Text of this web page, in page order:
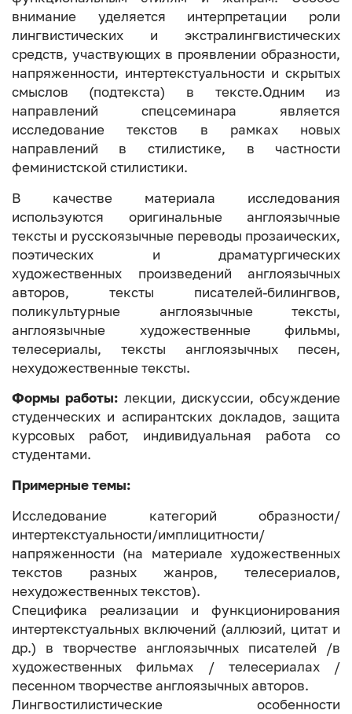
внимание уделяется интерпретации роли
лингвистических и экстралингвистических
средств, участвующих в проявлении образности,
напряженности, интертекстуальности и скрытых
смыслов (подтекста) в тексте.Одним из
направлений спецсеминара является
исследование текстов в рамках новых
направлений в стилистике, в частности
феминистской стилистики.
В качестве материала исследования
используются оригинальные англоязычные
тексты и русскоязычные переводы прозаических,
поэтических и драматургических
художественных произведений англоязычных
авторов, тексты писателей-билингвов,
поликультурные англоязычные тексты,
англоязычные художественные фильмы,
телесериалы, тексты англоязычных песен,
нехудожественные тексты.
Формы работы: лекции, дискуссии, обсуждение
студенческих и аспирантских докладов, защита
курсовых работ, индивидуальная работа со
студентами.
Примерные темы:
Исследование категорий образности/
интертекстуальности/имплицитности/
напряженности (на материале художественных
текстов разных жанров, телесериалов,
нехудожественных текстов).
Специфика реализации и функционирования
интертекстуальных включений (аллюзий, цитат и
др.) в творчестве англоязычных писателей /в
художественных фильмах / телесериалах /
песенном творчестве англоязычных авторов.
Лингвостилистические особенности